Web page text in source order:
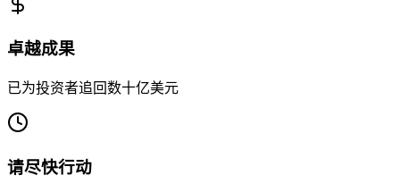
卓越成果
已为投资者追回数十亿美元
请尽快行动